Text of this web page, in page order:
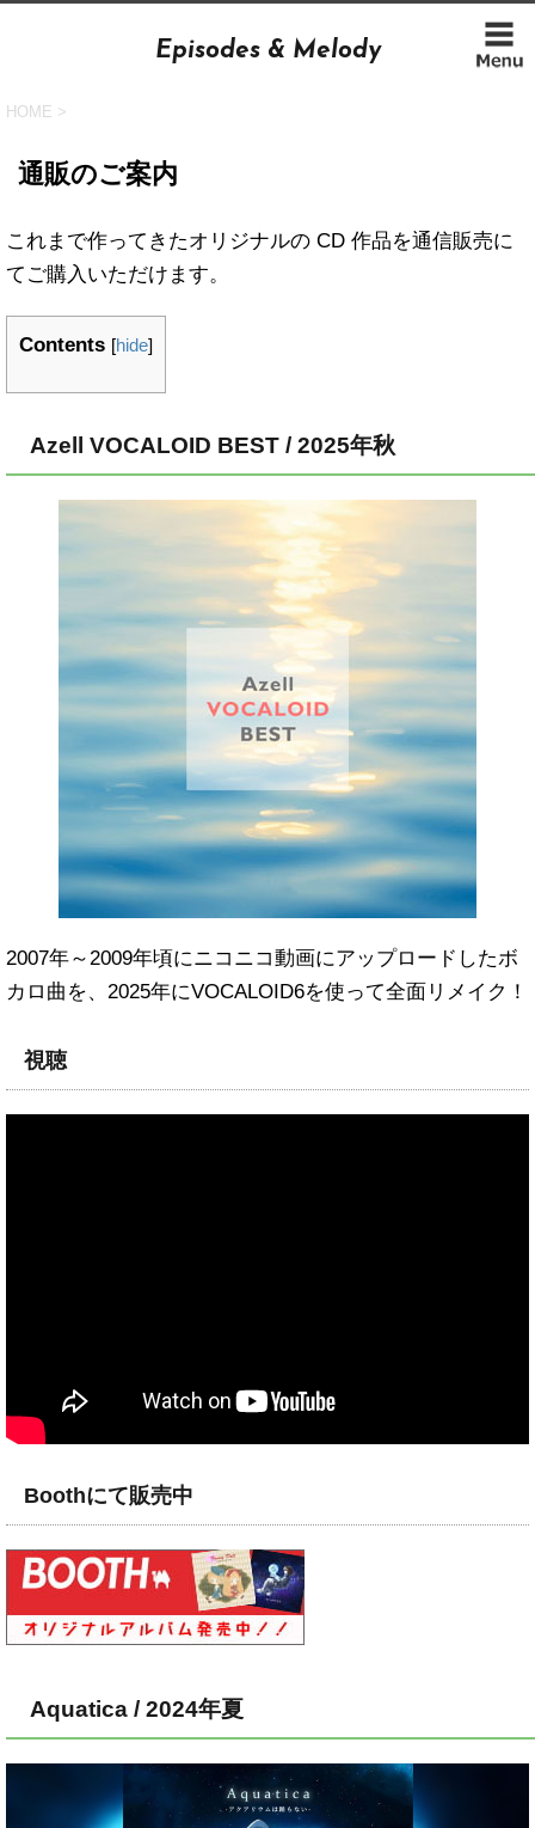
Episodes & Melody
HOME >
通販のご案内
これまで作ってきたオリジナルの CD 作品を通信販売に
てご購入いただけます。
Contents [hide]
Azell VOCALOID BEST / 2025年秋
2007年～2009年頃にニコニコ動画にアップロードしたボ
カロ曲を、2025年にVOCALOID6を使って全面リメイク！
視聴
Boothにて販売中
Aquatica / 2024年夏